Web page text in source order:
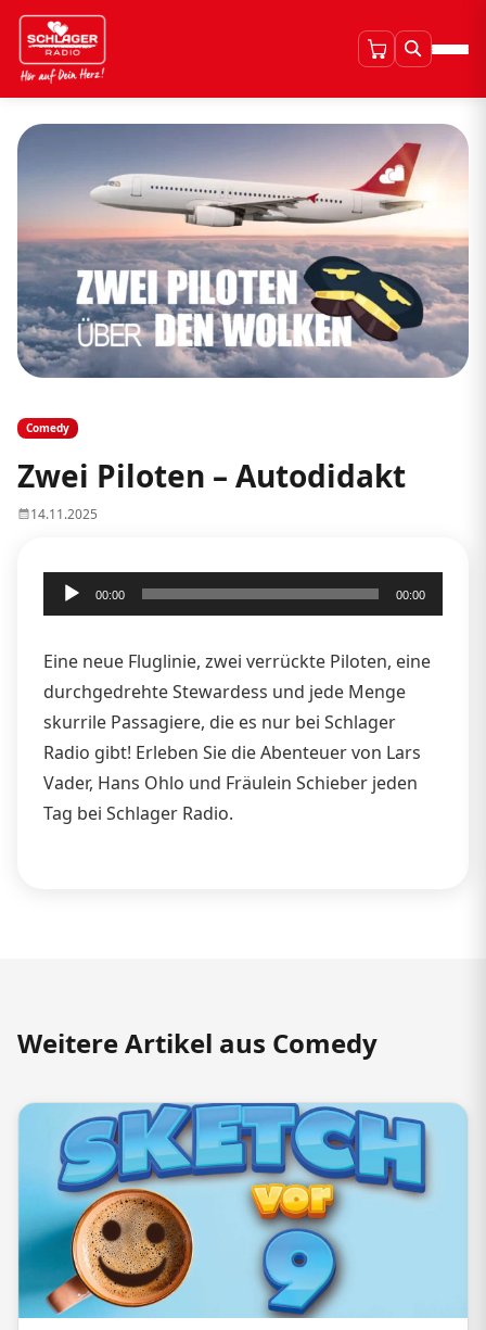
Comedy
Zwei Piloten – Autodidakt
14.11.2025
Audio-
Player
00:00 00:00
Eine neue Fluglinie, zwei verrückte Piloten, eine
durchgedrehte Stewardess und jede Menge
skurrile Passagiere, die es nur bei Schlager
Radio gibt! Erleben Sie die Abenteuer von Lars
Vader, Hans Ohlo und Fräulein Schieber jeden
Tag bei Schlager Radio.
Weitere Artikel aus Comedy